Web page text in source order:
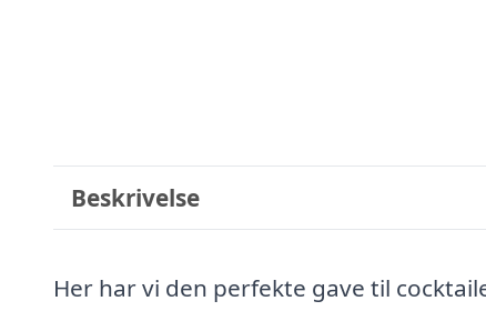
Beskrivelse
Her har vi den perfekte gave til